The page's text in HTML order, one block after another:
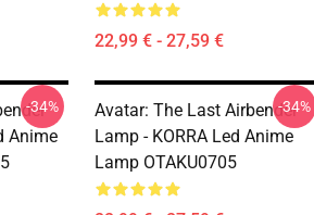
22,99 € - 27,59 €
Anime
-34%
Avatar: The Last Airbender
Lamp - KORRA Led Anime
Lamp OTAKU0705
-34%